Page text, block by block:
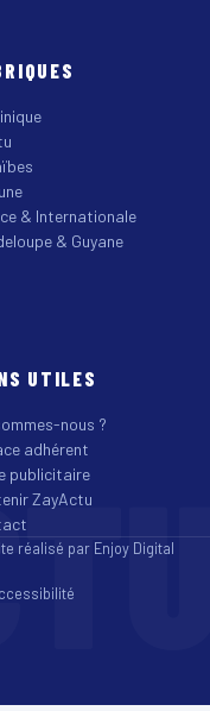
& Internationale
& Guyane
UTILES
nous ?
adhérent
publicitaire
ZayActu
réalisé par Enjoy Digital